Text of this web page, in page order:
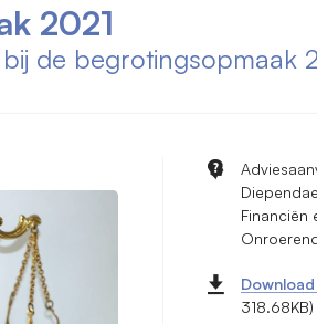
2021
de begrotingsopmaak
Financiën
318.68KB)